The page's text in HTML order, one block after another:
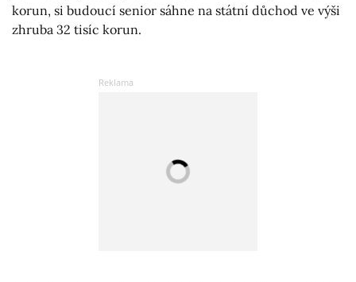
korun, si budoucí senior sáhne na státní důchod ve výši
zhruba 32 tisíc korun.